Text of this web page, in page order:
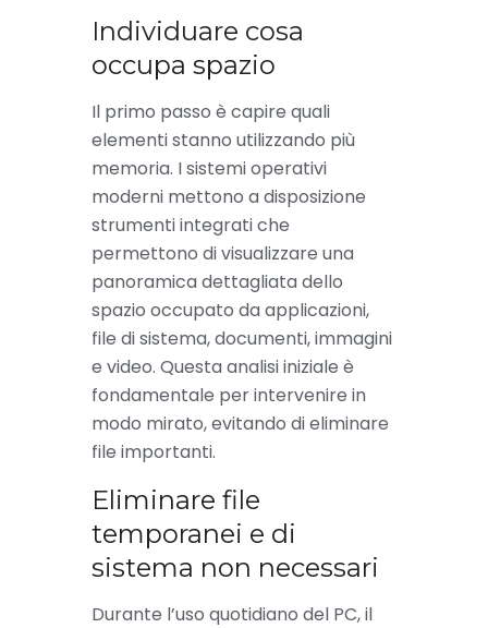
Individuare cosa
occupa spazio
Il primo passo è capire quali
elementi stanno utilizzando più
memoria. I sistemi operativi
moderni mettono a disposizione
strumenti integrati che
permettono di visualizzare una
panoramica dettagliata dello
spazio occupato da applicazioni,
file di sistema, documenti, immagini
e video. Questa analisi iniziale è
fondamentale per intervenire in
modo mirato, evitando di eliminare
file importanti.
Eliminare file
temporanei e di
sistema non necessari
Durante l’uso quotidiano del PC, il